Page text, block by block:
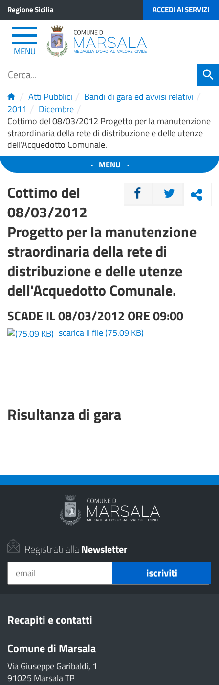
Regione Sicilia ACCEDI AI SERVIZI
MENU
Atti Pubblici Bandi di gara ed avvisi relativi
2011 Dicembre
Cottimo del 08/03/2012 Progetto per la manutenzione
straordinaria della rete di distribuzione e delle utenze
dell'Acquedotto Comunale.
MENU
CONDIVIDI
Cottimo del
08/03/2012
Progetto per la manutenzione
straordinaria della rete di
distribuzione e delle utenze
dell'Acquedotto Comunale.
SCADE IL 08/03/2012 ORE 09:00
scarica il file(75.09 KB)
Risultanza di gara
Registrati allaNewsletter
Recapiti e contatti
Comune di Marsala
Via Giuseppe Garibaldi, 1
91025 Marsala TP